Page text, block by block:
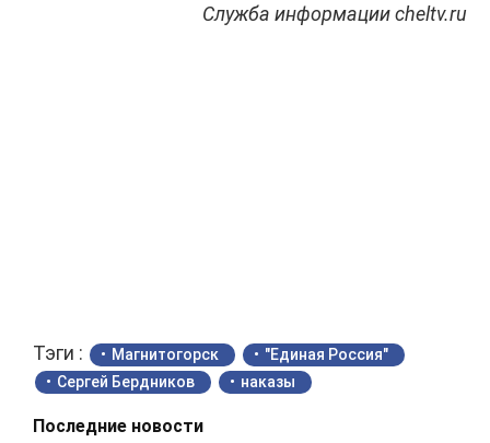
Служба информации cheltv.ru
Тэги : Магнитогорск
"Единая Россия"
Сергей Бердников
наказы
Последние новости